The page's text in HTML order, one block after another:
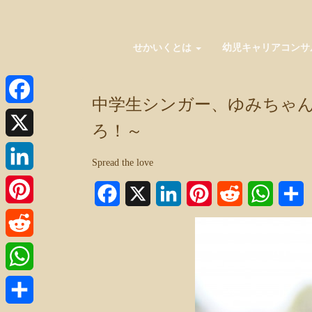
せかいくとは 幼児キャリアコン
中学生シンガー、ゆみちゃ
ろ！～
Spread the love
Facebook LinkedInPinterest Reddit
Facebook
X
LinkedIn
Pinterest
Reddit
WhatsApp